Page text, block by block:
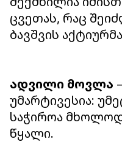
ცვეთას, რაც
ბავშვის
ადვილი მოვლა
უმარტივესია:
საჭიროა მხოლოდ
წყალი.